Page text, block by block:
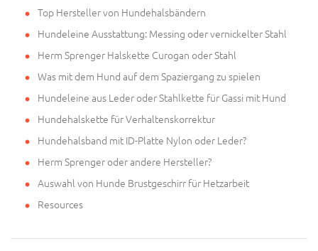
Top Hersteller von Hundehalsbändern
Hundeleine Ausstattung: Messing oder vernickelter Stahl
Herm Sprenger Halskette Curogan oder Stahl
Was mit dem Hund auf dem Spaziergang zu spielen
Hundeleine aus Leder oder Stahlkette für Gassi mit Hund
Hundehalskette für Verhaltenskorrektur
Hundehalsband mit ID-Platte Nylon oder Leder?
Herm Sprenger oder andere Hersteller?
Auswahl von Hunde Brustgeschirr für Hetzarbeit
Resources